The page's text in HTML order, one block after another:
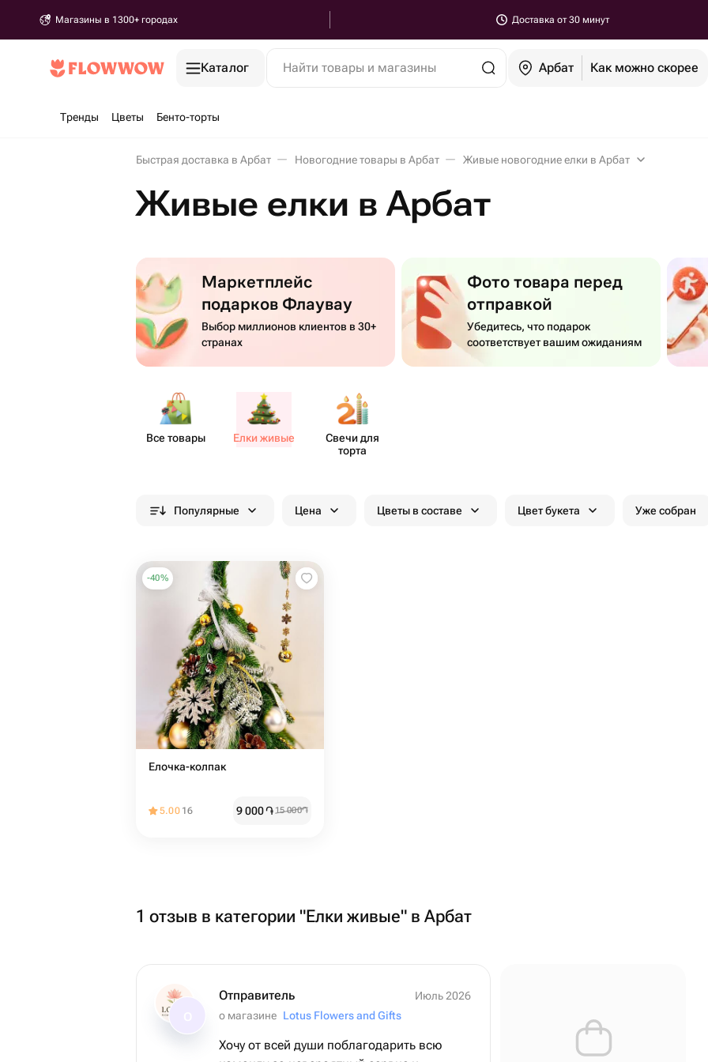
Магазины в 1300+ городах Доставка от 30 минут
Каталог Найти товары и магазины Арбат Как можно скорее
Тренды Цветы Бенто-торты
Быстрая доставка в Арбат Новогодние товары в Арбат Живые новогодние елки в Арбат
Живые елки в Арбат
Маркетплейс
подарков Флаувау
Выбор миллионов клиентов в 30+
странах
Фото товара перед
отправкой
Убедитесь, что подарок
соответствует вашим ожиданиям
Все товары Елки живые
Свечи для
торта
Популярные Цена Цветы в составе Цвет букета Уже собран
-40%
Елочка-колпак
5.00 16 9 000֏15 000֏
1 отзыв в категории "Елки живые" в Арбат
Отправитель
Июль 2026
о магазине Lotus Flowers and Gifts
Хочу от всей души поблагодарить всю